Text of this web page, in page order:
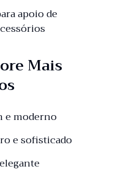
apoio de
Mais
e moderno
e sofisticado